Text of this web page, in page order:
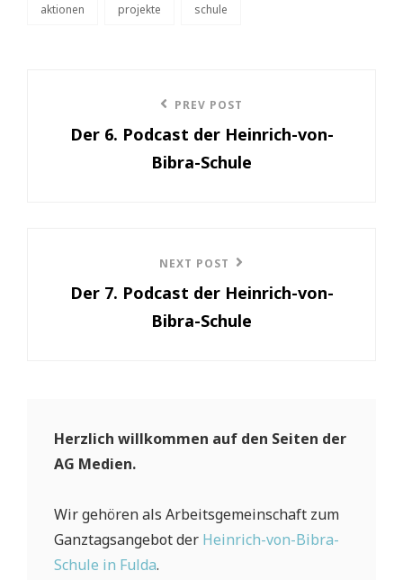
aktionen projekte schule
Post
PREV POST
Der 6. Podcast der Heinrich-von-
Bibra-Schule
Post
NEXT POST
Der 7. Podcast der Heinrich-von-
Bibra-Schule
Herzlich willkommen auf den Seiten der
AG Medien.
Wir gehören als Arbeitsgemeinschaft zum
Ganztagsangebot der Heinrich-von-Bibra-
Schule in Fulda.